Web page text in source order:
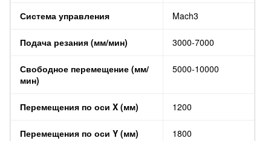
Система управления Mach3
Подача резания (мм/мин) 3000-7000
Свободное перемещение (мм/
мин)
5000-10000
Перемещения по оси X (мм) 1200
Перемещения по оси Y (мм) 1800